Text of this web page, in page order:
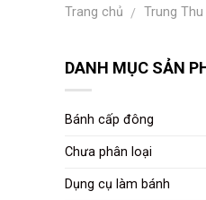
Trang chủ / Trung Thu
DANH MỤC SẢN
Bánh cấp đông
Chưa phân loại
Dụng cụ làm bánh